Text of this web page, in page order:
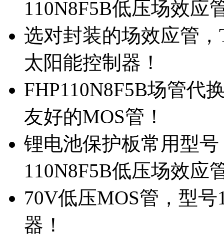
110N8F5B低压场效应
选对封装的场效应管
太阳能控制器！
FHP110N8F5B场管代
友好的MOS管！
锂电池保护板常用型
110N8F5B低压场效应
70V低压MOS管，型
器！